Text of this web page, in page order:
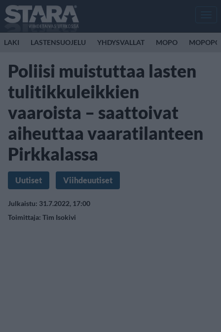
LAKI LASTENSUOJELU YHDYSVALLAT MOPO
Poliisi muistuttaa lasten
tulitikkuleikkien
vaaroista – saattoivat
aiheuttaa vaaratilanteen
Pirkkalassa
Uutiset Viihdeuutiset
Julkaistu: 31.7.2022, 17:00
Toimittaja: Tim Isokivi